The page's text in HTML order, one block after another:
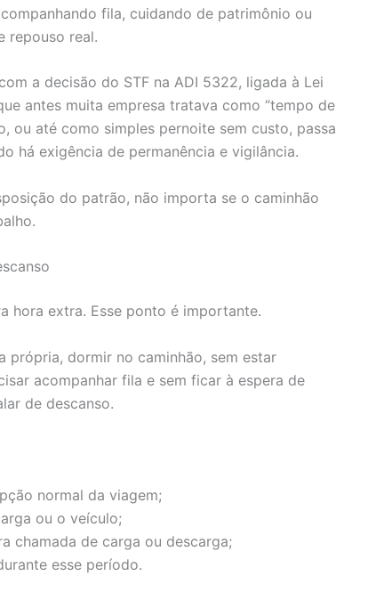
fila, cuidando de patrimônio ou
repouso real.
a decisão do STF na ADI 5322, ligada à Lei
antes muita empresa tratava como “tempo de
ou até como simples pernoite sem custo, passa
há exigência de permanência e vigilância.
do patrão, não importa se o caminhão
hora extra. Esse ponto é importante.
própria, dormir no caminhão, sem estar
acompanhar fila e sem ficar à espera de
de descanso.
normal da viagem;
ou o veículo;
chamada de carga ou descarga;
esse período.